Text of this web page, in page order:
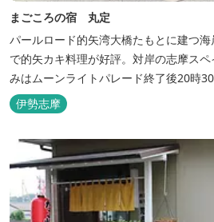
まごころの宿 丸定
パールロード的矢湾大橋たもとに建つ
で的矢カキ料理が好評。対岸の志摩ス
みはムーンライトパレード終了後20時
キ6月～8月も好評。
伊勢志摩